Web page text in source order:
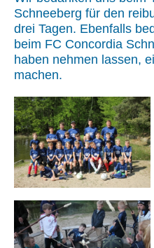
Schneeberg für den
drei Tagen. Ebenfalls
beim FC Concordia
haben nehmen lassen,
machen.